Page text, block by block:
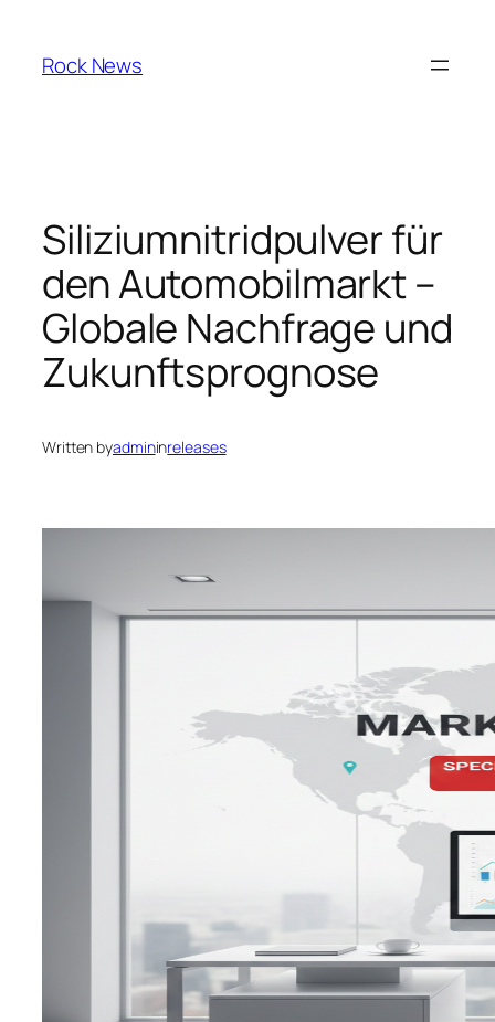
content
Rock News
Siliziumnitridpulver für
den Automobilmarkt –
Globale Nachfrage und
Zukunftsprognose
Written byadmininreleases